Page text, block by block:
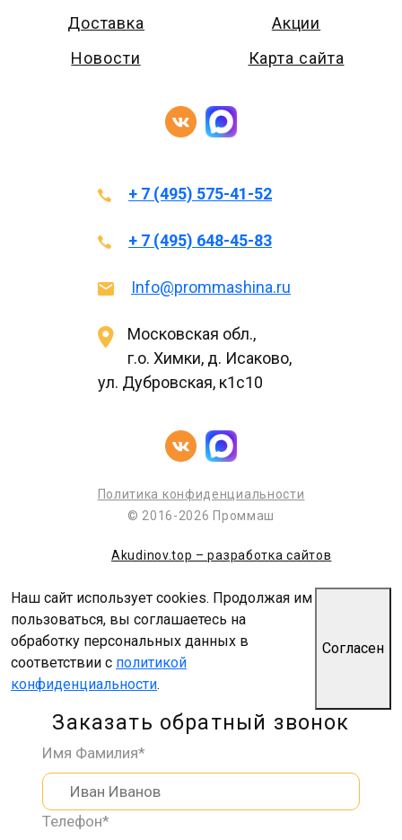
Доставка
Новости
Акции
Карта сайта
+ 7 (495) 575-41-52
+ 7 (495) 648-45-83
Info@prommashina.ru
Московская обл.,
г.о. Химки, д. Исаково,
ул. Дубровская, к1с10
Политика конфиденциальности
© 2016-2026 Проммаш
Akudinov.top – разработка сайтов
Наш сайт использует cookies. Продолжая им
пользоваться, вы соглашаетесь на
обработку персональных данных в
соответствии с политикой
конфиденциальности.
Согласен
Заказать обратный звонок
Имя Фамилия*
Телефон*